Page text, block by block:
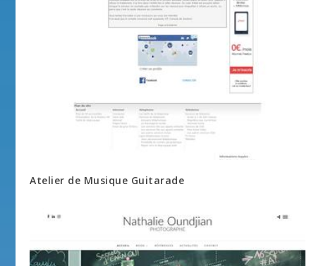
Atelier de Musique Guitarade